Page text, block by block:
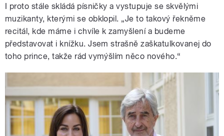
I proto stále skládá písničky a vystupuje se skvělými
muzikanty, kterými se obklopil. „Je to takový řekněme
recitál, kde máme i chvíle k zamyšlení a budeme
představovat i knížku. Jsem strašně zaškatulkovanej do
toho prince, takže rád vymýšlím něco nového.“